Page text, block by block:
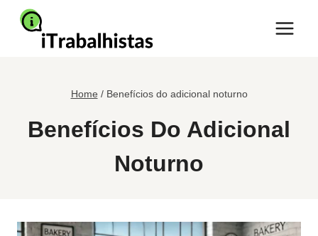
Pular
para
Home / Benefícios do adicional noturno
Benefícios Do Adicional
Noturno